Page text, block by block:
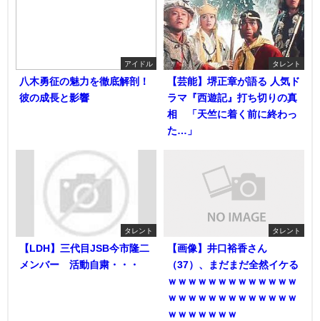
アイドル
八木勇征の魅力を徹底解剖！
彼の成長と影響
タレント
【芸能】堺正章が語る 人気ド
ラマ『西遊記』打ち切りの真
相 「天竺に着く前に終わっ
た…」
タレント
【LDH】三代目JSB今市隆二
メンバー 活動自粛・・・
タレント
【画像】井口裕香さん
（37）、まだまだ全然イケる
ｗｗｗｗｗｗｗｗｗｗｗｗｗ
ｗｗｗｗｗｗｗｗｗｗｗｗｗ
ｗｗｗｗｗｗｗ